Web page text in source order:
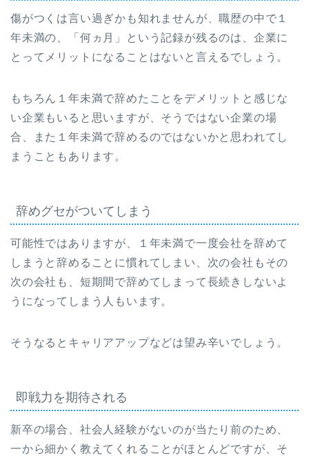
傷がつくは言い過ぎかも知れませんが、職歴の中で１
年未満の、「何ヵ月」という記録が残るのは、企業に
とってメリットになることはないと言えるでしょう。
もちろん１年未満で辞めたことをデメリットと感じな
い企業もいると思いますが、そうではない企業の場
合、また１年未満で辞めるのではないかと思われてし
まうこともあります。
辞めグセがついてしまう
可能性ではありますが、１年未満で一度会社を辞めて
しまうと辞めることに慣れてしまい、次の会社もその
次の会社も、短期間で辞めてしまって長続きしないよ
うになってしまう人もいます。
そうなるとキャリアアップなどは望み辛いでしょう。
即戦力を期待される
新卒の場合、社会人経験がないのが当たり前のため、
一から細かく教えてくれることがほとんどですが、そ